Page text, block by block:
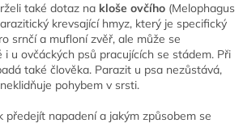
také dotaz na kloše ovčího (Melophagus
krevsající hmyz, který je specifický
srnčí a mufloní zvěř, ale může se
u ovčáckých psů pracujících se stádem. Při
také člověka. Parazit u psa nezůstává,
pohybem v srsti.
předejít napadení a jakým způsobem se